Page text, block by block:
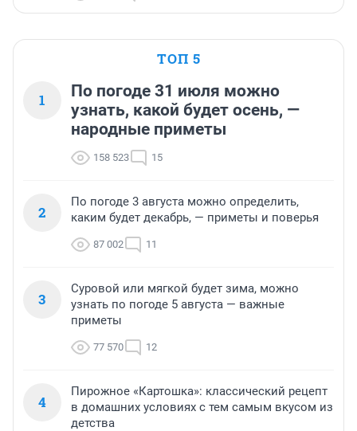
ТОП 5
1
По погоде 31 июля можно
узнать, какой будет осень, —
народные приметы
158 523 15
2
По погоде 3 августа можно определить,
каким будет декабрь, — приметы и поверья
87 002 11
3
Суровой или мягкой будет зима, можно
узнать по погоде 5 августа — важные
приметы
77 570 12
4
Пирожное «Картошка»: классический рецепт
в домашних условиях с тем самым вкусом из
детства